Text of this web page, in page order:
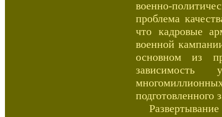
военно-
проблема
что кадровые
военной
основном из
зависимость
подготовленного